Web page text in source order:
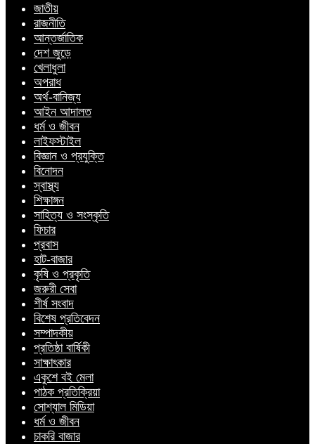
জাতীয়
রাজনীতি
আন্তর্জাতিক
দেশ জুড়ে
খেলাধুলা
অপরাধ
অর্থ-বানিজ্য
আইন আদালত
ধর্ম ও জীবন
লাইফস্টাইল
বিজ্ঞান ও প্রযুক্তি
বিনোদন
স্বাস্থ্য
শিক্ষাঙ্গন
সাহিত্য ও সংস্কৃতি
ফিচার
প্রবাস
হাট-বাজার
কৃষি ও প্রকৃতি
জরুরী সেবা
শীর্ষ সংবাদ
বিশেষ প্রতিবেদন
সম্পাদকীয়
প্রতিষ্ঠা বার্ষিকী
সাক্ষাৎকার
একুশে বই মেলা
পাঠক প্রতিক্রিয়া
সোশ্যাল মিডিয়া
ধর্ম ও জীবন
চাকরি বাজার